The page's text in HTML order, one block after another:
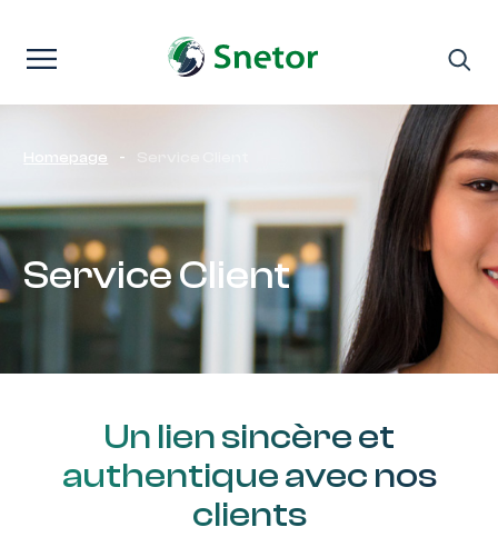
Homepage -
Service Client
Un lien sincère et
authentique avec nos
clients